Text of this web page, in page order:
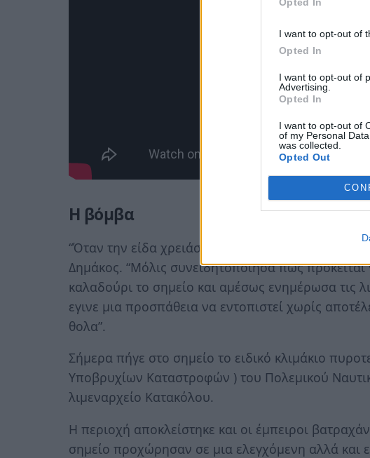
I want to opt-out of
Opted In
I want to opt-out of
Advertising.
Opted In
I want to opt-out of
of my Personal
was collected.
Opted Out
Η βόμβα
“Όταν την είδα χρειάστηκα λίγο χρόνο να
Δημάκος. “Μόλις συνειδητοποίησα πως
καλαδούρι το σημείο και αμέσως ενημέρωσα τις
εγινε μια προσπάθεια να εντοπιστεί χωρίς
θολα”.
Σήμερα πήγε στο σημείο το ειδικό κλιμάκιο
Υποβρυχίων Καταστροφών ) του Πολεμικού
λιμεναρχείο Κατακόλου.
Η περιοχή αποκλείστηκε και οι έμπειροι
σημείο προχώρησαν σε μια ελεγχόμενη αλλά και